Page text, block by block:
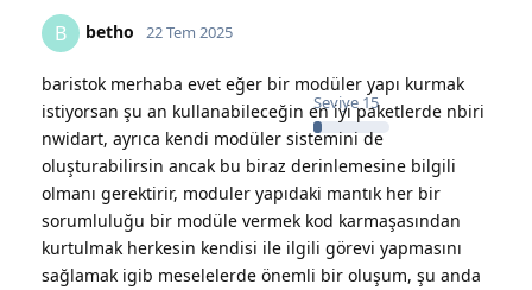
B betho
Seviye 15
22 Tem 2025
baristok merhaba evet eğer bir modüler yapı kurmak
istiyorsan şu an kullanabileceğin en iyi paketlerde nbiri
nwidart, ayrıca kendi modüler sistemini de
oluşturabilirsin ancak bu biraz derinlemesine bilgili
olmanı gerektirir, moduler yapıdaki mantık her bir
sorumluluğu bir modüle vermek kod karmaşasından
kurtulmak herkesin kendisi ile ilgili görevi yapmasını
sağlamak igib meselelerde önemli bir oluşum, şu anda